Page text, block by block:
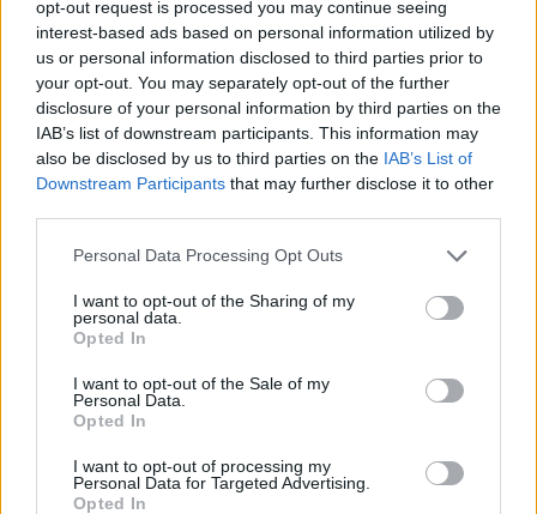
opt-out request is processed you may continue seeing
interest-based ads based on personal information utilized by
us or personal information disclosed to third parties prior to
your opt-out. You may separately opt-out of the further
disclosure of your personal information by third parties on the
IAB’s list of downstream participants. This information may
also be disclosed by us to third parties on the IAB’s List of
Downstream Participants that may further disclose it to other
Personal Data Processing Opt Outs
I want to opt-out of the Sharing of my
personal data.
Opted In
I want to opt-out of the Sale of my
Personal Data.
Opted In
I want to opt-out of processing my
Personal Data for Targeted Advertising.
Opted In
Celoplošné multiplexy
Multiplex A
Multiplex B
Multiplex C
Multiplex D
Multiplex E
Německo
Celoplošné multiplexy
Multiplex ARD
Multiplex ZDF
Multiplex freenet #1
Multiplex freenet #3